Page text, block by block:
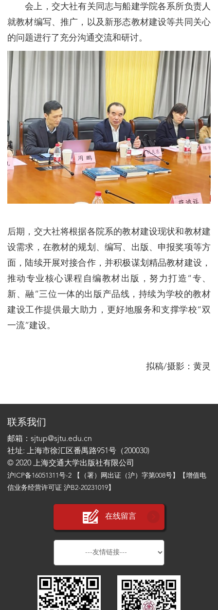
会上，交大社有关同志与船建学院各系所负责人
就教材编写、推广，以及新形态教材建设等共同关心
的问题进行了充分沟通交流和研讨。
后期，交大社将根据各院系的教材建设现状和教材建
设需求，在教材的规划、编写、出版、申报奖项等方
面，陆续开展对接合作，并积极谋划精品教材建设，
推动专业核心课程自编教材出版，努力打造“专、
新、融”三位一体的出版产品线，持续为学校的教材
建设工作提供最大助力，更好地服务和支撑学校“双
一流”建设。
拟稿/摄影：黄灵
联系我们
邮箱：sjtup@sjtu.edu.cn
社址: 上海市徐汇区番禺路951号（200030)
© 2020 上海交通大学出版社有限公司
沪ICP备16051311号-2 【（署）网出证（沪）字第008号】【增值电
信业务经营许可证 沪B2-20231019】
在线留言